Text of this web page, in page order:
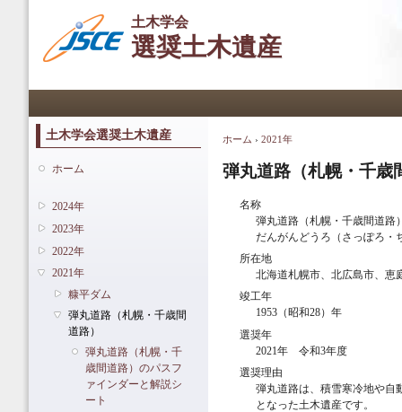
移
動
土木学会
選奨土木遺産
土木学会選奨土木遺産
ホーム
2024年
2023年
2022年
2021年
糠平ダム
弾丸道路（札幌・千歳間
道路）
弾丸道路（札幌・千
歳間道路）のパスフ
ァインダーと解説シ
ート
現在地
ホーム › 2021年
弾丸道路（札幌・千歳
名称
弾丸道路（札幌・千歳間道路
だんがんどうろ（さっぽろ・
所在地
北海道札幌市、北広島市、恵
竣工年
1953（昭和28）年
選奨年
2021年 令和3年度
選奨理由
弾丸道路は、積雪寒冷地や自
となった土木遺産です。